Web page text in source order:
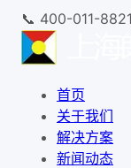
📞 400-011-8821
首页
关于我们
解决方案
新闻动态